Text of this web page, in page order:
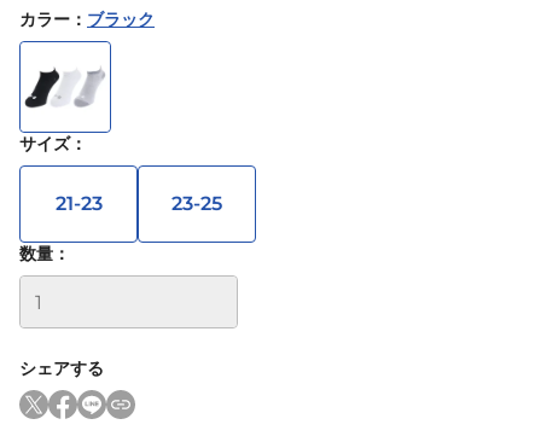
カラー ： ブラック
サイズ：
21-23 23-25
数量：
シェアする